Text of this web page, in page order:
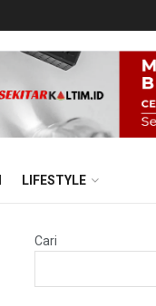
LIFESTYLE
Cari